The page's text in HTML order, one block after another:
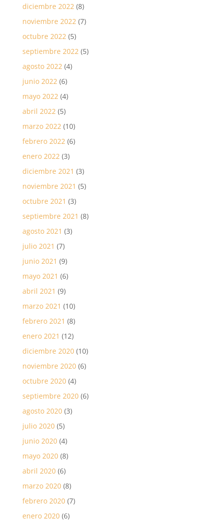
diciembre 2022 (8)
noviembre 2022 (7)
octubre 2022 (5)
septiembre 2022 (5)
agosto 2022 (4)
junio 2022 (6)
mayo 2022 (4)
abril 2022 (5)
marzo 2022 (10)
febrero 2022 (6)
enero 2022 (3)
diciembre 2021 (3)
noviembre 2021 (5)
octubre 2021 (3)
septiembre 2021 (8)
agosto 2021 (3)
julio 2021 (7)
junio 2021 (9)
mayo 2021 (6)
abril 2021 (9)
marzo 2021 (10)
febrero 2021 (8)
enero 2021 (12)
diciembre 2020(10)
noviembre 2020(6)
octubre 2020(4)
septiembre 2020(6)
agosto 2020(3)
julio 2020(5)
junio 2020(4)
mayo 2020(8)
abril 2020(6)
marzo 2020(8)
febrero 2020(7)
enero 2020(6)